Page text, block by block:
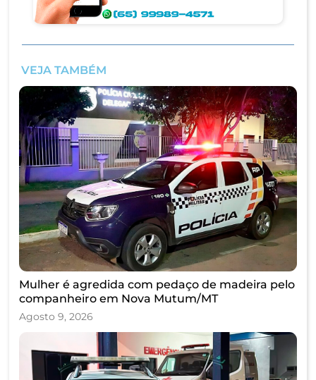
VEJA TAMBÉM
Mulher é agredida com pedaço de madeira pelo
companheiro em Nova Mutum/MT
Agosto 9, 2026